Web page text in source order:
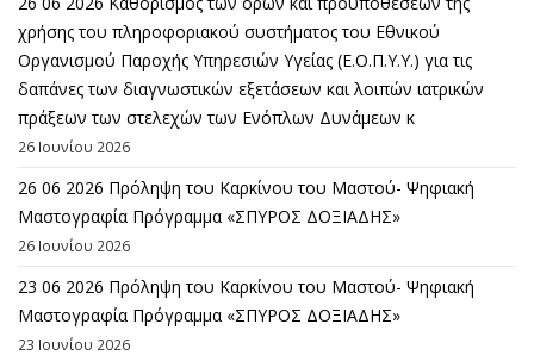
χρήσης του πληροφοριακού συστήματος του Εθνικού
Οργανισμού Παροχής Υπηρεσιών Υγείας (Ε.Ο.Π.Υ.Υ.) για τις
δαπάνες των διαγνωστικών εξετάσεων και λοιπών ιατρικών
πράξεων των στελεχών των Ενόπλων Δυνάμεων κ
26 Ιουνίου 2026
26 06 2026 Πρόληψη του Καρκίνου του Μαστού- Ψηφιακή
Μαστογραφία Πρόγραμμα «ΣΠΥΡΟΣ ΔΟΞΙΑΔΗΣ»
26 Ιουνίου 2026
23 06 2026 Πρόληψη του Καρκίνου του Μαστού- Ψηφιακή
Μαστογραφία Πρόγραμμα «ΣΠΥΡΟΣ ΔΟΞΙΑΔΗΣ»
23 Ιουνίου 2026